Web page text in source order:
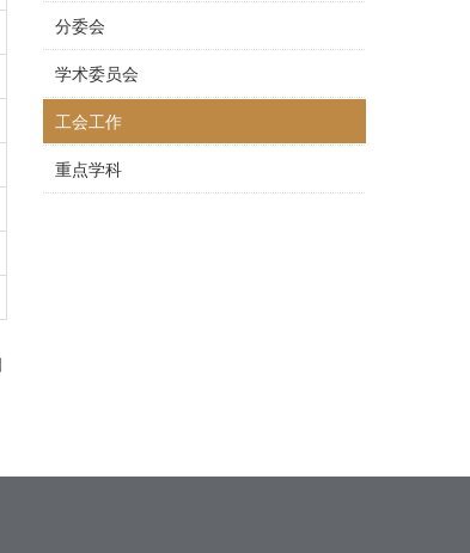
分委会
学术委员会
工会工作
重点学科